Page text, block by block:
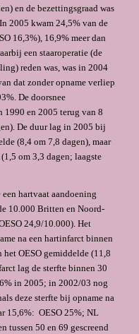
en de bezettingsgraad was
2005 kwam 24,5% van de
16,3%), 16,9% meer dan
een staaroperatie (de
reden was, was in 2004
dat zonder opname verliep
De doorsnee
en 2005 terug van 8
De duur lag in 2005 bij
(8,4 om 7,8 dagen), maar
om 3,3 dagen; laagste
hartvaat aandoening
10.000 Britten en Noord-
24,9/10.000). Het
na een hartinfarct binnen
OESO gemiddelde (11,8
lag de sterfte binnen 30
in 2005; in 2002/03 nog
deze sterfte bij opname na
15,6%: OESO 25%; NL
tussen 50 en 69 gescreend